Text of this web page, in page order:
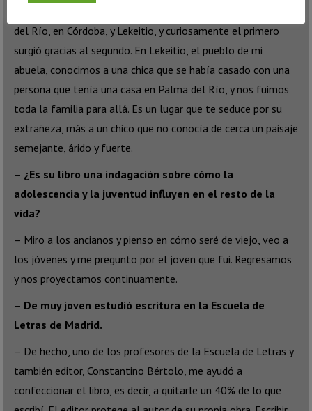
del Río, en Córdoba, y Lekeitio, y curiosamente el primero
surgió gracias al segundo. En Lekeitio, el pueblo de mi
abuela, conocimos a una chica que se había casado con una
persona que tenía una casa en Palma del Río, y nos fuimos
toda la familia para allá. Es un lugar que te seduce por su
extrañeza, más a un chico que no conocía de cerca un paisaje
semejante, árido y fuerte.
– ¿Es su libro una indagación sobre cómo la
adolescencia y la juventud influyen en el resto de la
vida?
– Miro a los ancianos y pienso en cómo seré de viejo, veo a
los jóvenes y me pregunto por el joven que fui. Regresamos
y nos proyectamos continuamente.
– De muy joven estudió escritura en la Escuela de
Letras de Madrid.
– De hecho, uno de los profesores de la Escuela de Letras y
también editor, Constantino Bértolo, me ayudó a
confeccionar el libro, es decir, a quitarle un 40% de lo que